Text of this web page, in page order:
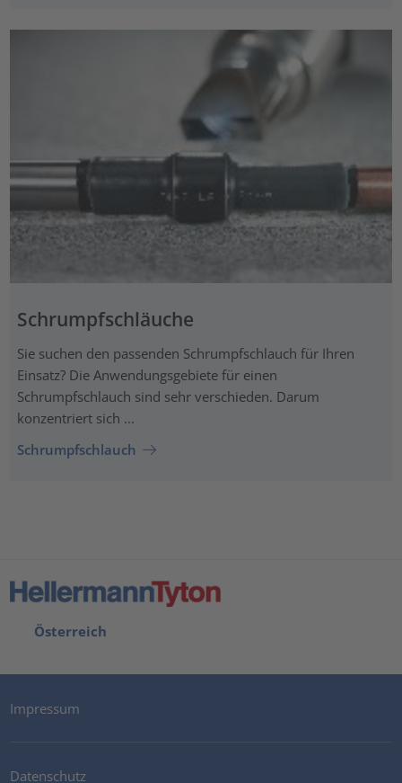
Schrumpfschläuche
Sie suchen den passenden Schrumpfschlauch für Ihren
Einsatz? Die Anwendungsgebiete für einen
Schrumpfschlauch sind sehr verschieden. Darum
konzentriert sich ...
Schrumpfschlauch
Österreich
Impressum
Datenschutz